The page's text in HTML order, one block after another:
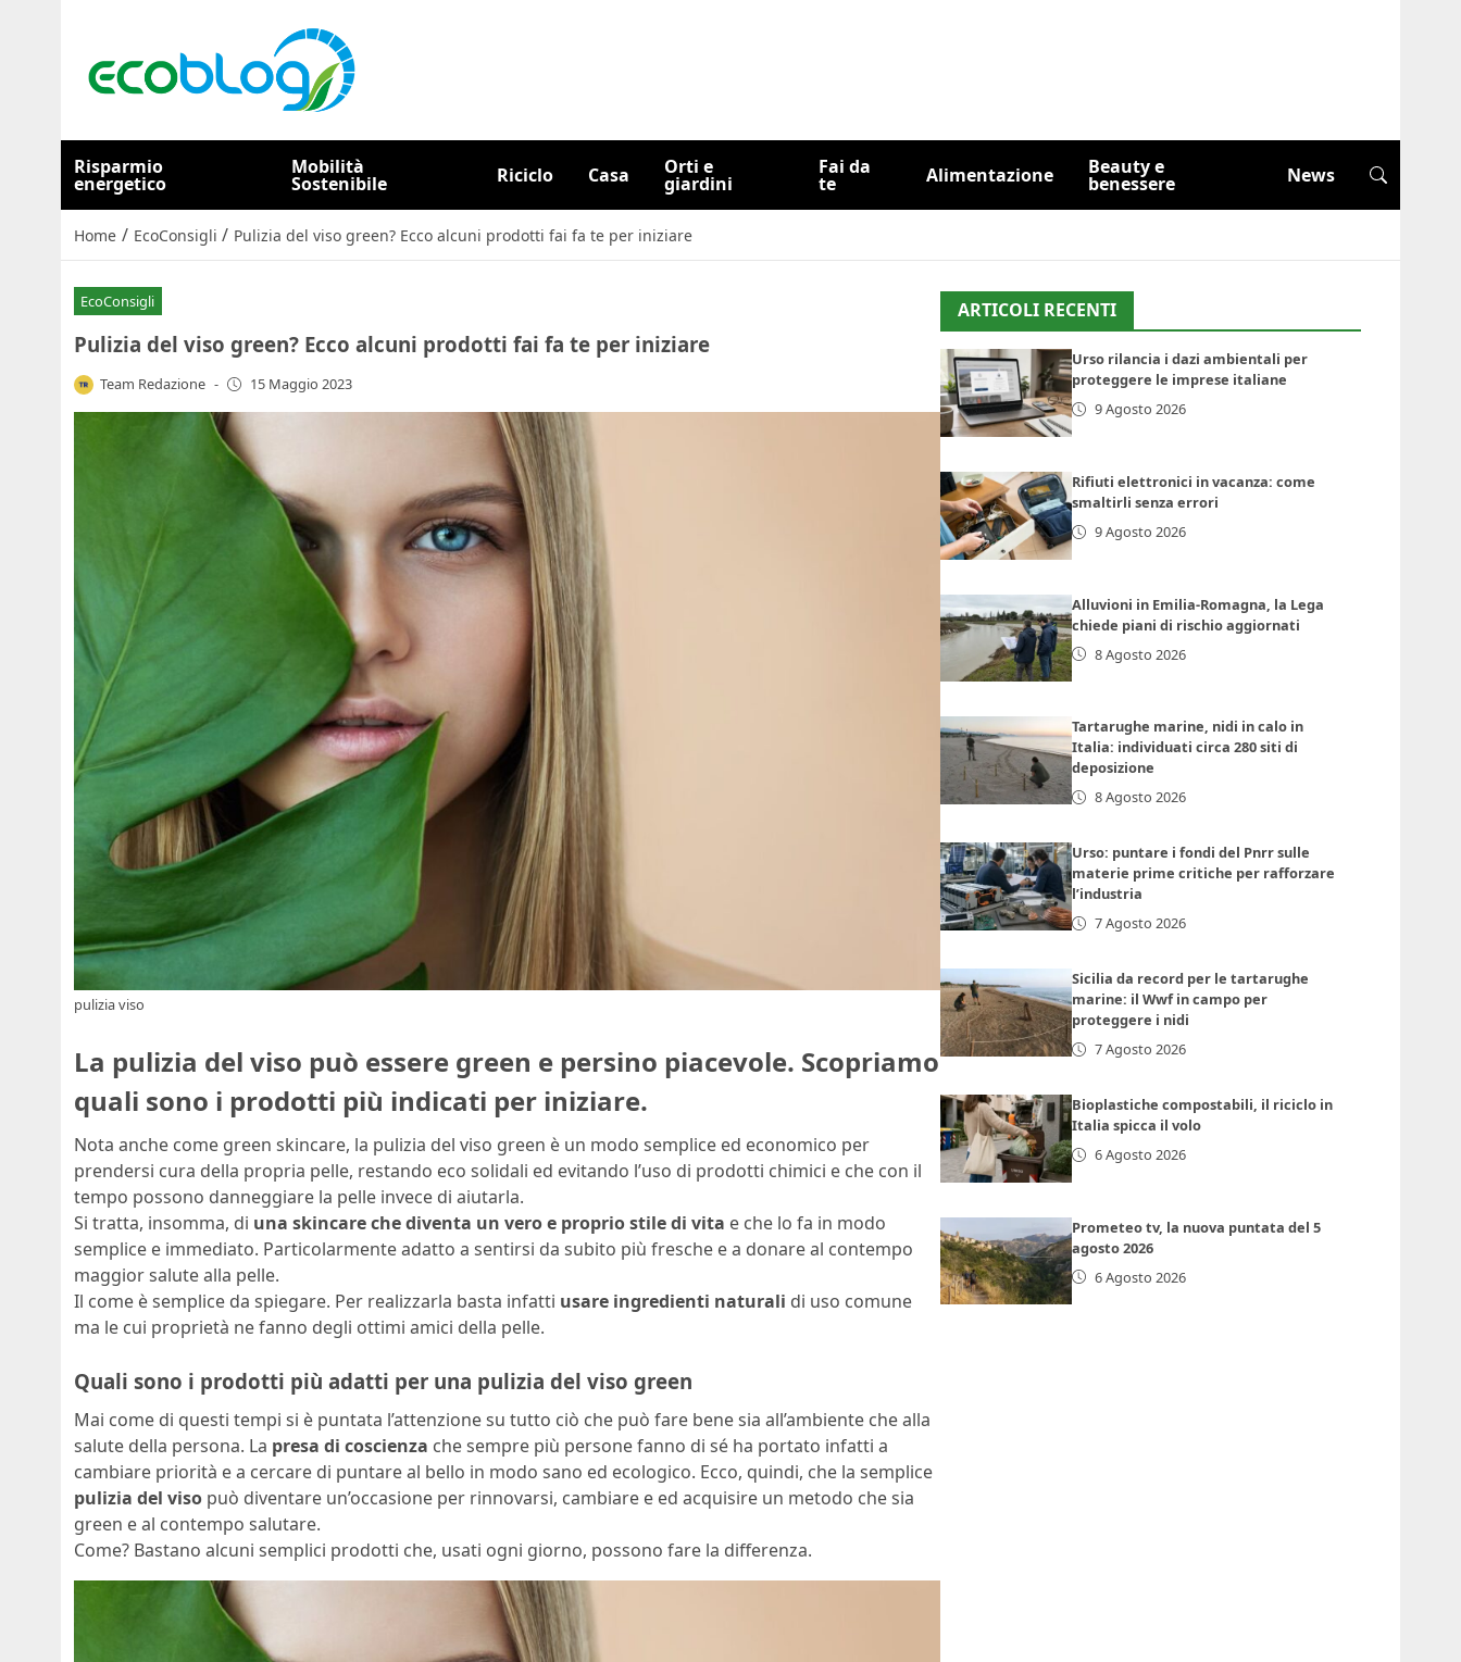
Risparmio
energetico
Mobilità
Sostenibile Riciclo Casa Orti e
giardini
Fai da
te Alimentazione Beauty e
benessere News
Home / EcoConsigli / Pulizia del viso green? Ecco alcuni prodotti fai fa te per iniziare
EcoConsigli
Pulizia del viso green? Ecco alcuni prodotti fai fa te per iniziare
Team Redazione - 15 Maggio 2023
pulizia viso
La pulizia del viso può essere green e persino piacevole. Scopriamo
quali sono i prodotti più indicati per iniziare.
Nota anche come green skincare, la pulizia del viso green è un modo semplice ed economico per
prendersi cura della propria pelle, restando eco solidali ed evitando l’uso di prodotti chimici e che con il
tempo possono danneggiare la pelle invece di aiutarla.
Si tratta, insomma, di una skincare che diventa un vero e proprio stile di vita e che lo fa in modo
semplice e immediato. Particolarmente adatto a sentirsi da subito più fresche e a donare al contempo
maggior salute alla pelle.
Il come è semplice da spiegare. Per realizzarla basta infatti usare ingredienti naturali di uso comune
ma le cui proprietà ne fanno degli ottimi amici della pelle.
Quali sono i prodotti più adatti per una pulizia del viso green
Mai come di questi tempi si è puntata l’attenzione su tutto ciò che può fare bene sia all’ambiente che alla
salute della persona. La presa di coscienza che sempre più persone fanno di sé ha portato infatti a
cambiare priorità e a cercare di puntare al bello in modo sano ed ecologico. Ecco, quindi, che la semplice
pulizia del viso può diventare un’occasione per rinnovarsi, cambiare e ed acquisire un metodo che sia
green e al contempo salutare.
Come? Bastano alcuni semplici prodotti che, usati ogni giorno, possono fare la differenza.
ARTICOLI RECENTI
Urso rilancia i dazi ambientali per
proteggere le imprese italiane
9 Agosto 2026
Rifiuti elettronici in vacanza: come
smaltirli senza errori
9 Agosto 2026
Alluvioni in Emilia-Romagna, la Lega
chiede piani di rischio aggiornati
8 Agosto 2026
Tartarughe marine, nidi in calo in
Italia: individuati circa 280 siti di
deposizione
8 Agosto 2026
Urso: puntare i fondi del Pnrr sulle
materie prime critiche per rafforzare
l’industria
7 Agosto 2026
Sicilia da record per le tartarughe
marine: il Wwf in campo per
proteggere i nidi
7 Agosto 2026
Bioplastiche compostabili, il riciclo in
Italia spicca il volo
6 Agosto 2026
Prometeo tv, la nuova puntata del 5
agosto 2026
6 Agosto 2026